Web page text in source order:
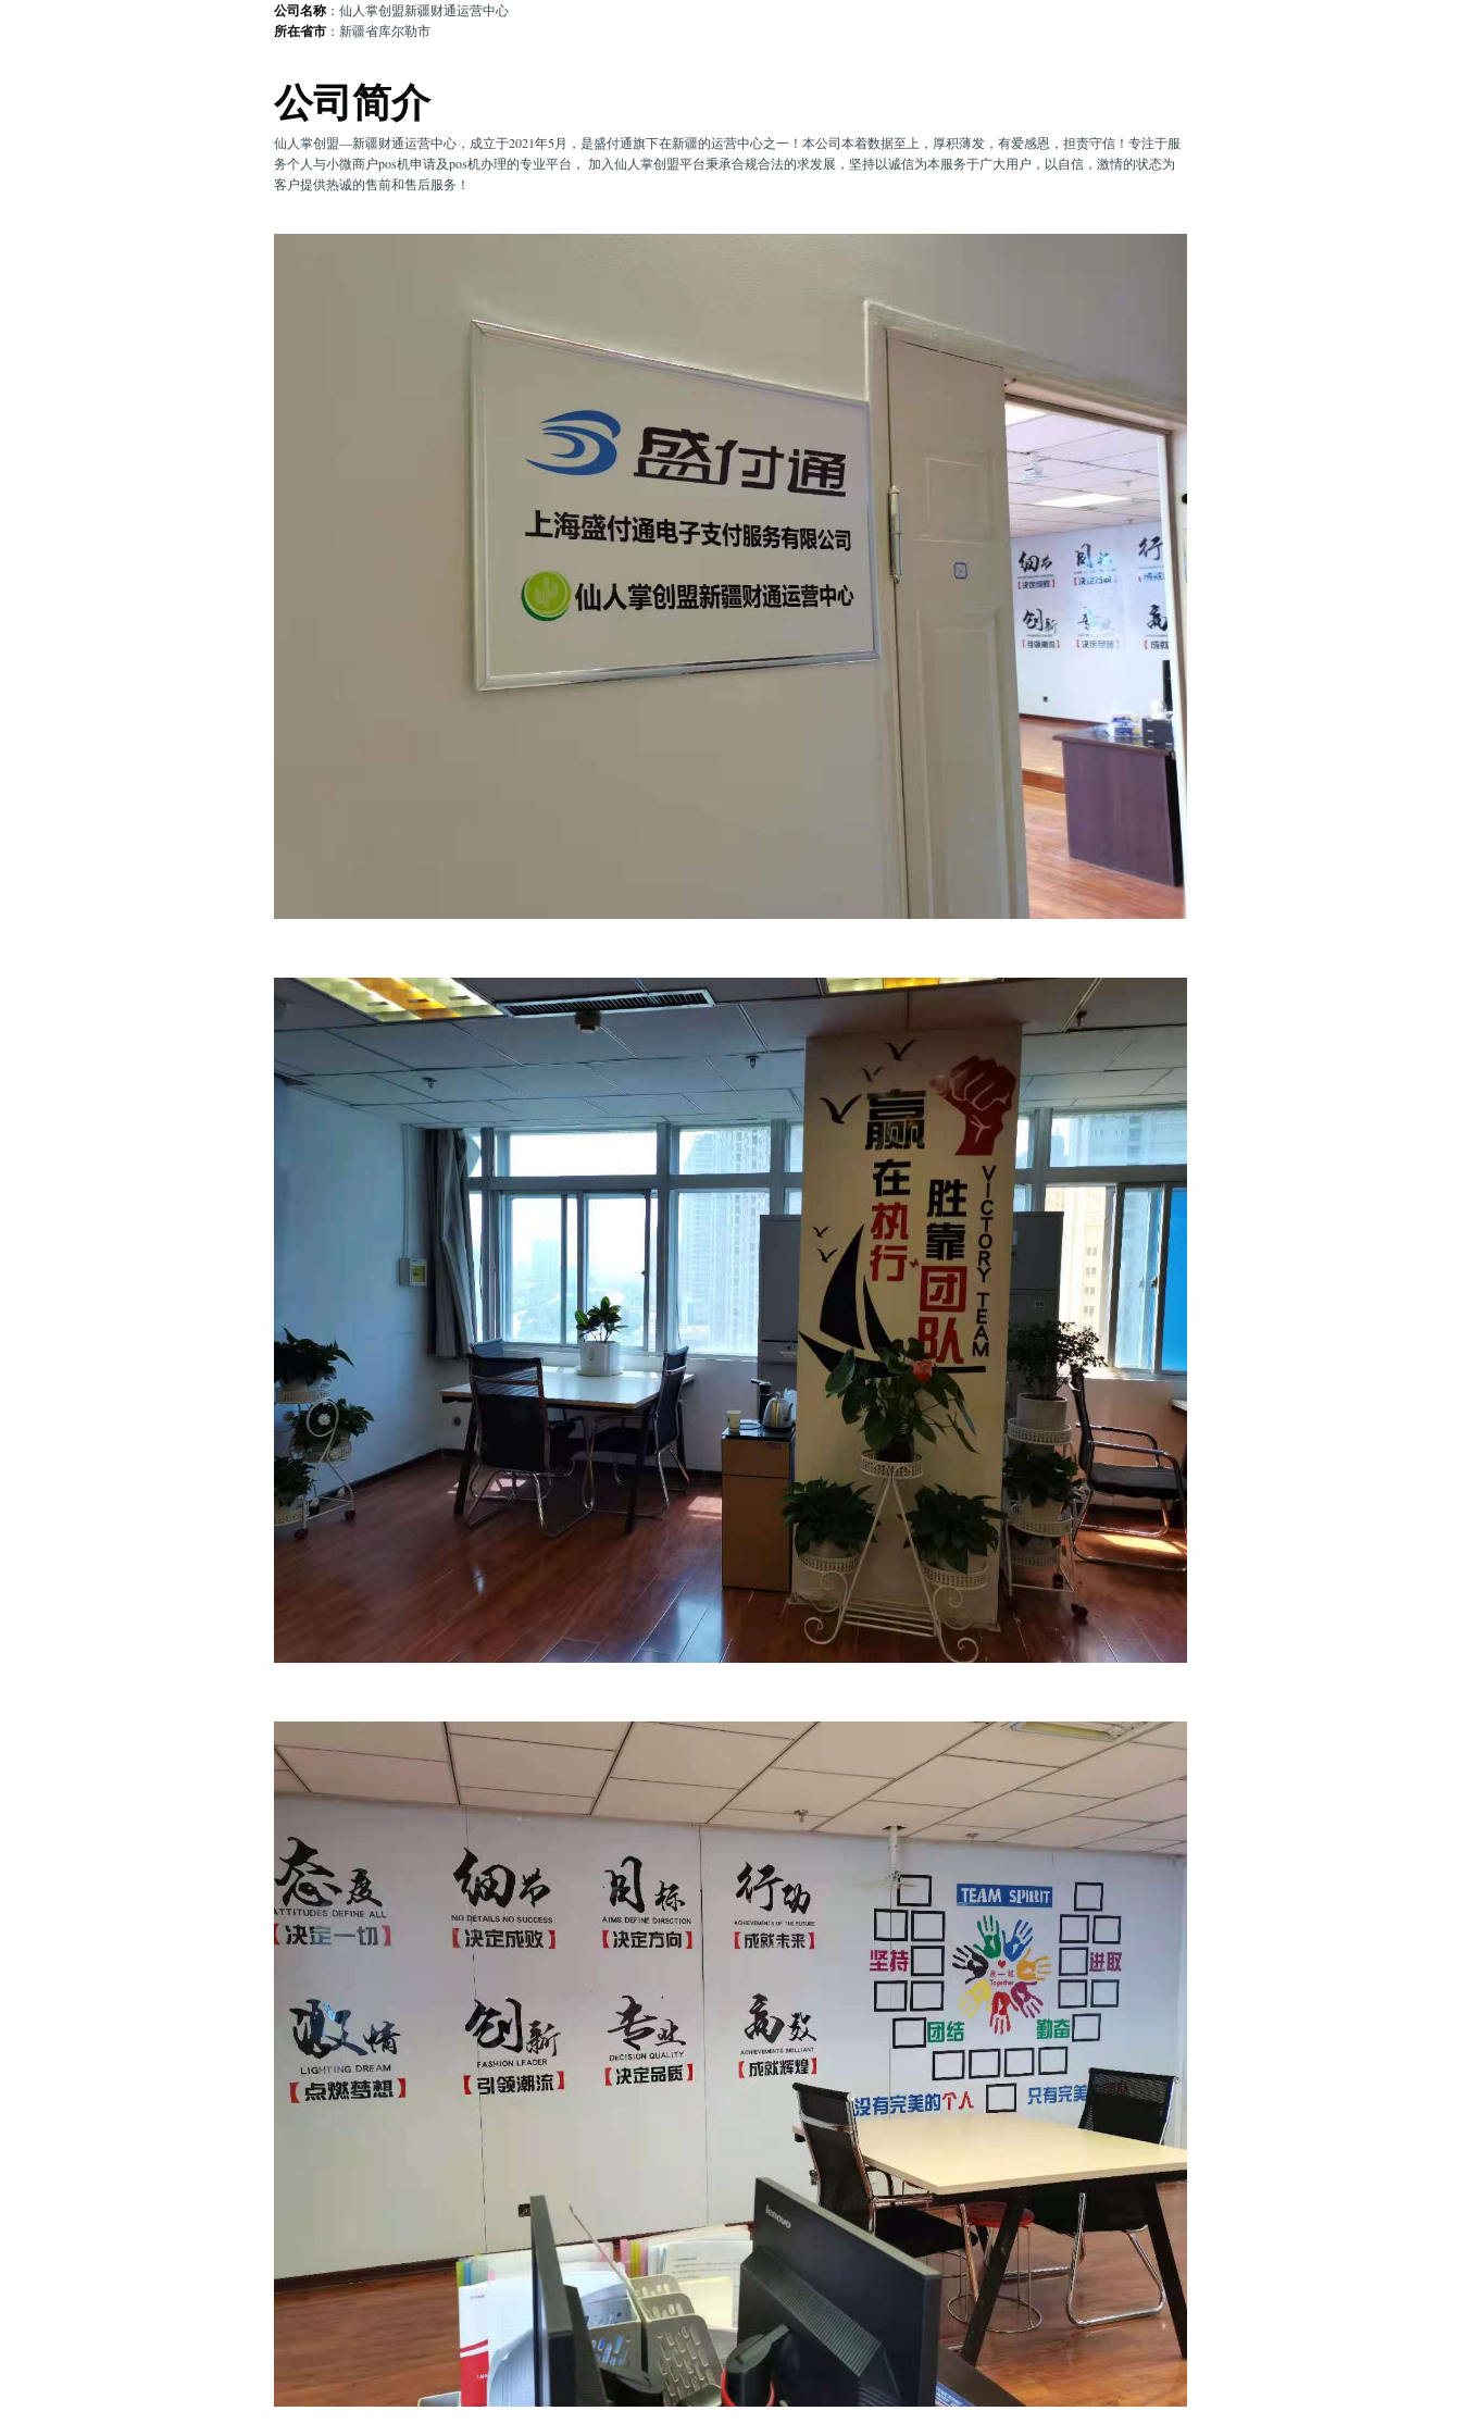
公司名称 ：仙人掌创盟新疆财通运营中心
所在省市 ：新疆省库尔勒市
公司简介
仙人掌创盟—新疆财通运营中心，成立于2021年5月，是盛付通旗下在新疆的运营中心之一！本公司本着数据至上，厚积薄发，有爱感恩，担责守信！专注于服
务个人与小微商户pos机申请及pos机办理的专业平台， 加入仙人掌创盟平台秉承合规合法的求发展，坚持以诚信为本服务于广大用户，以自信，激情的状态为
客户提供热诚的售前和售后服务！